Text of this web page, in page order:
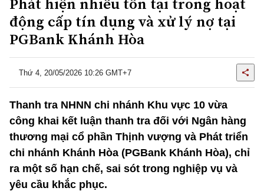
động cấp tín dụng và xử lý nợ tại
PGBank Khánh Hòa
Thứ 4, 20/05/2026 10:26 GMT+7
Thanh tra NHNN chi nhánh Khu vực 10 vừa
công khai kết luận thanh tra đối với Ngân hàng
thương mại cổ phần Thịnh vượng và Phát triển
chi nhánh Khánh Hòa (PGBank Khánh Hòa), chỉ
ra một số hạn chế, sai sót trong nghiệp vụ và
yêu cầu khắc phục.